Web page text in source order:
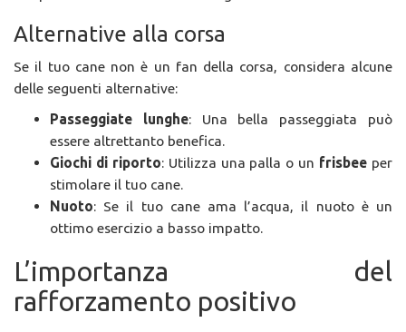
Alternative alla corsa
Se il tuo cane non è un fan della corsa, considera alcune
delle seguenti alternative:
Passeggiate lunghe: Una bella passeggiata può
essere altrettanto benefica.
Giochi di riporto: Utilizza una palla o un frisbee per
stimolare il tuo cane.
Nuoto: Se il tuo cane ama l’acqua, il nuoto è un
ottimo esercizio a basso impatto.
L’importanza del
rafforzamento positivo